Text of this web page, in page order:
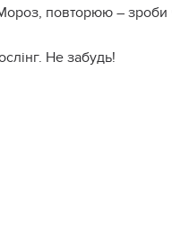
повторюю – зроби
Не забудь!